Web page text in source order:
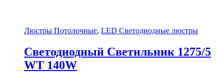
Люстры Потолочные, LED Светодиодные люстры
Светодиодный Светильник 1275/5
WT 140W